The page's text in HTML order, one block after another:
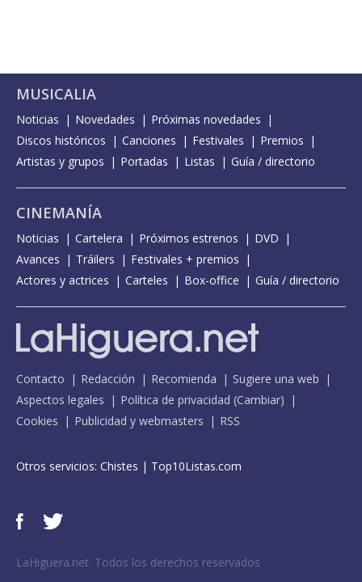
MUSICALIA
Noticias Novedades
Próximas novedades
Discos históricos
Canciones Festivales
Premios
Artistas y grupos
Portadas Listas Guía / directorio
CINEMANÍA
Noticias Cartelera Próximos estrenos
DVD
Avances
Tráilers
Festivales + premios
Actores y actrices
Carteles Box-office Guía / directorio
Contacto Redacción Recomienda
Sugiere una web
Aspectos legales
Política de privacidad (Cambiar)
Cookies
Publicidad y webmasters RSS
Otros servicios: Chistes | Top10Listas.com
LaHiguera.net. Todos los derechos reservados